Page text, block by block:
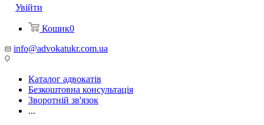
Увійти
Кошик0
info@advokatukr.com.ua
Каталог адвокатів
Безкоштовна консультація
Зворотній зв'язок
...